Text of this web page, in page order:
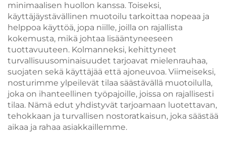
minimaalisen huollon kanssa. Toiseksi,
käyttäjäystävällinen muotoilu tarkoittaa nopeaa ja
helppoa käyttöä, jopa niille, joilla on rajallista
kokemusta, mikä johtaa lisääntyneeseen
tuottavuuteen. Kolmanneksi, kehittyneet
turvallisuusominaisuudet tarjoavat mielenrauhaa,
suojaten sekä käyttäjää että ajoneuvoa. Viimeiseksi,
nosturimme ylpeilevät tilaa säästävällä muotoilulla,
joka on ihanteellinen työpajoille, joissa on rajallisesti
tilaa. Nämä edut yhdistyvät tarjoamaan luotettavan,
tehokkaan ja turvallisen nostoratkaisun, joka säästää
aikaa ja rahaa asiakkaillemme.